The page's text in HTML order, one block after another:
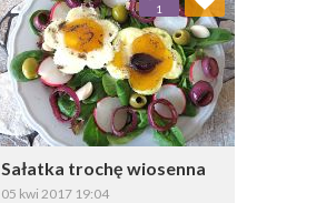
Sałatka trochę wiosenna
05 kwi 2017 19:04
1
Wybierz listę: